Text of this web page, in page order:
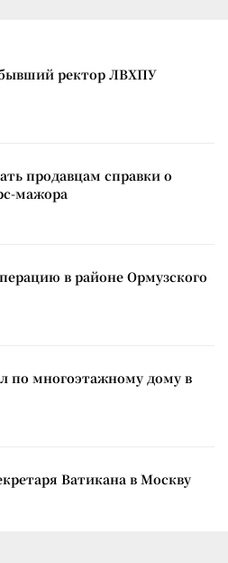
ректор ЛВХПУ
продавцам справки о
мажора
в районе Ормузского
по многоэтажному дому в
Ватикана в Москву